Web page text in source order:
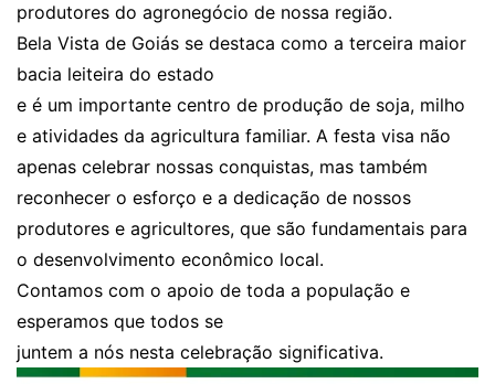
produtores do agronegócio de nossa região.
Bela Vista de Goiás se destaca como a terceira maior
bacia leiteira do estado
e é um importante centro de produção de soja, milho
e atividades da agricultura familiar. A festa visa não
apenas celebrar nossas conquistas, mas também
reconhecer o esforço e a dedicação de nossos
produtores e agricultores, que são fundamentais para
o desenvolvimento econômico local.
Contamos com o apoio de toda a população e
esperamos que todos se
juntem a nós nesta celebração significativa.